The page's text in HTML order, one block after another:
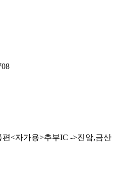
<자가용>추부IC ->진암,금산